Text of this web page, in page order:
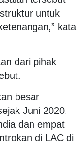
untuk
kata
dari pihak
besar
Juni 2020,
dan empat
di LAC di